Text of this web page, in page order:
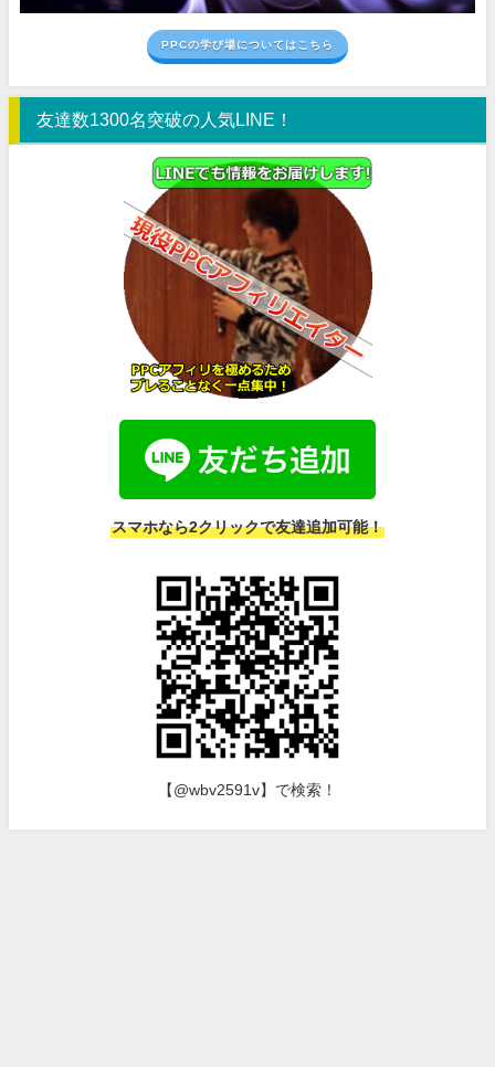
PPCの学び場についてはこちら
友達数1300名突破の人気LINE！
スマホなら2クリックで友達追加可能！
【@wbv2591v】で検索！